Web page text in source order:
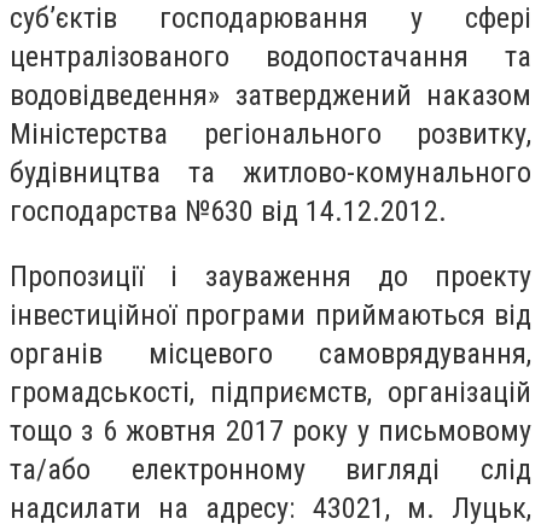
суб’єктів господарювання у сфері
централізованого водопостачання та
водовідведення» затверджений наказом
Міністерства регіонального розвитку,
будівництва та житлово-комунального
господарства №630 від 14.12.2012.
Пропозиції і зауваження до проекту
інвестиційної програми приймаються від
органів місцевого самоврядування,
громадськості, підприємств, організацій
тощо з 6 жовтня 2017 року у письмовому
та/або електронному вигляді слід
надсилати на адресу: 43021, м. Луцьк,